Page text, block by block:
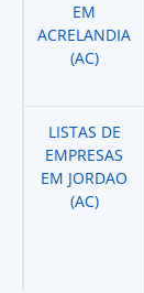
EM
ACRELANDIA
(AC)
LISTAS DE
EMPRESAS
EM JORDAO
(AC)